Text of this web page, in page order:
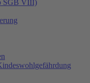
SGB VIII)